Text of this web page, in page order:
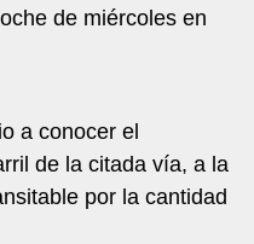
de miércoles en
a conocer el
de la citada vía, a la
por la cantidad